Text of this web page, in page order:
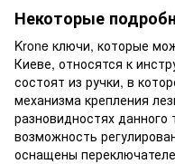
Некоторые
Krone ключи, которые
Киеве, относятся к
состоят из ручки, в
механизма крепления
разновидностях
возможность
оснащены